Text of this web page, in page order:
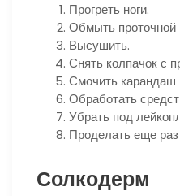
Прогреть ноги.
Обмыть проточной
Высушить.
Снять колпачок с
Смочить карандаш
Обработать
Убрать под
Проделать еще
Солкодерм